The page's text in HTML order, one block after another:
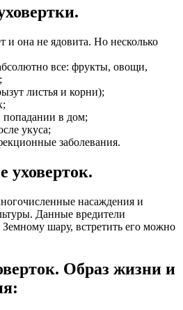
и она не ядовита. Но несколько
все: фрукты, овощи,
листья и корни);
в дом;
укуса;
заболевания.
уховерток.
насаждения и
Данные вредители
шару, встретить его можно
Образ жизни и